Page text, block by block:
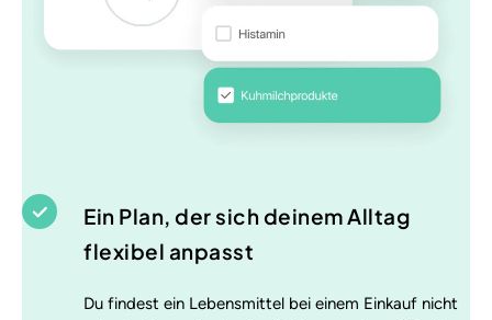
Ein Plan, der sich deinem Alltag
flexibel anpasst
Du findest ein Lebensmittel bei einem Einkauf nicht